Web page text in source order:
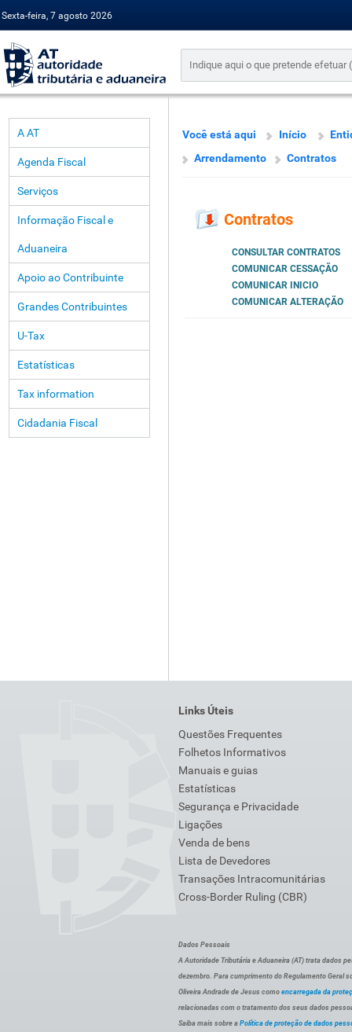
Sexta-feira, 7 agosto 2026
A AT
Agenda Fiscal
Serviços
Informação Fiscal e
Aduaneira
Apoio ao Contribuinte
Grandes Contribuintes
U-Tax
Estatísticas
Tax information
Cidadania Fiscal
Você está aqui Início
Arrendamento
Contratos
Contratos
CONSULTAR CONTRATOS
COMUNICAR CESSAÇÃO
COMUNICAR INICIO
COMUNICAR ALTERAÇÃO
Links Úteis
Questões Frequentes
Folhetos Informativos
Manuais e guias
Estatísticas
Segurança e Privacidade
Ligações
Venda de bens
Lista de Devedores
Transações Intracomunitárias
Cross-Border Ruling (CBR)
Dados Pessoais
A Autoridade Tributária e Aduaneira (AT) trata dados
dezembro. Para cumprimento do Regulamento Geral
Oliveira Andrade de Jesus como encarregada da
relacionadas com o tratamento dos seus dados
Saiba mais sobre a Política de proteção de dados